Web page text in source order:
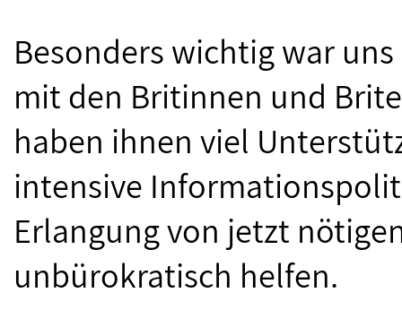
Besonders wichtig war
mit den Britinnen und
haben ihnen viel
intensive
Erlangung von jetzt
unbürokratisch helfen.